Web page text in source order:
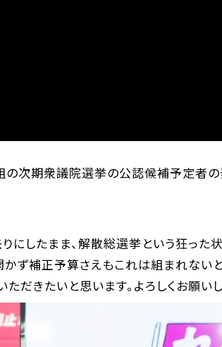
の次期衆議院選挙の公認候補予定者
したまま、解散総選挙という狂った
ず補正予算さえもこれは組まれない
きたいと思います。よろしくお願いし